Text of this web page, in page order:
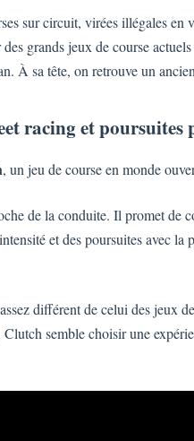
sur circuit, virées illégales en
grands jeux de course
À sa tête, on retrouve un
racing et poursuites
, un jeu de course en monde
de la conduite. Il promet de
et des poursuites avec la
différent de celui des jeux
semble choisir une